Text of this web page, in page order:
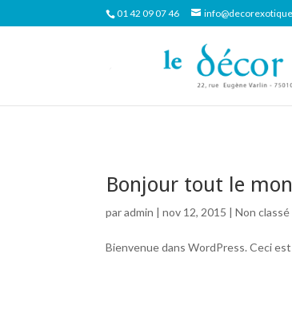
01 42 09 07 46
Bonjour tout le
paradmin | nov 12, 2015 | Non classé
Bienvenue dans WordPress. Ceci